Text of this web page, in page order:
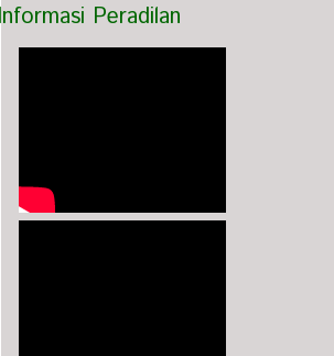
Peradilan